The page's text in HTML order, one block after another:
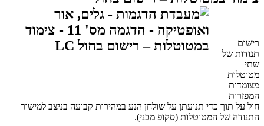
רישום
תנודות של
שתי
מטוטלות
מצומדות
המפזרות
חול על תוך כדי תנועתן על שולחן הנע במהירות קבועה בניצב למישור
התנודה של המטוטלות (סקופ מכני).